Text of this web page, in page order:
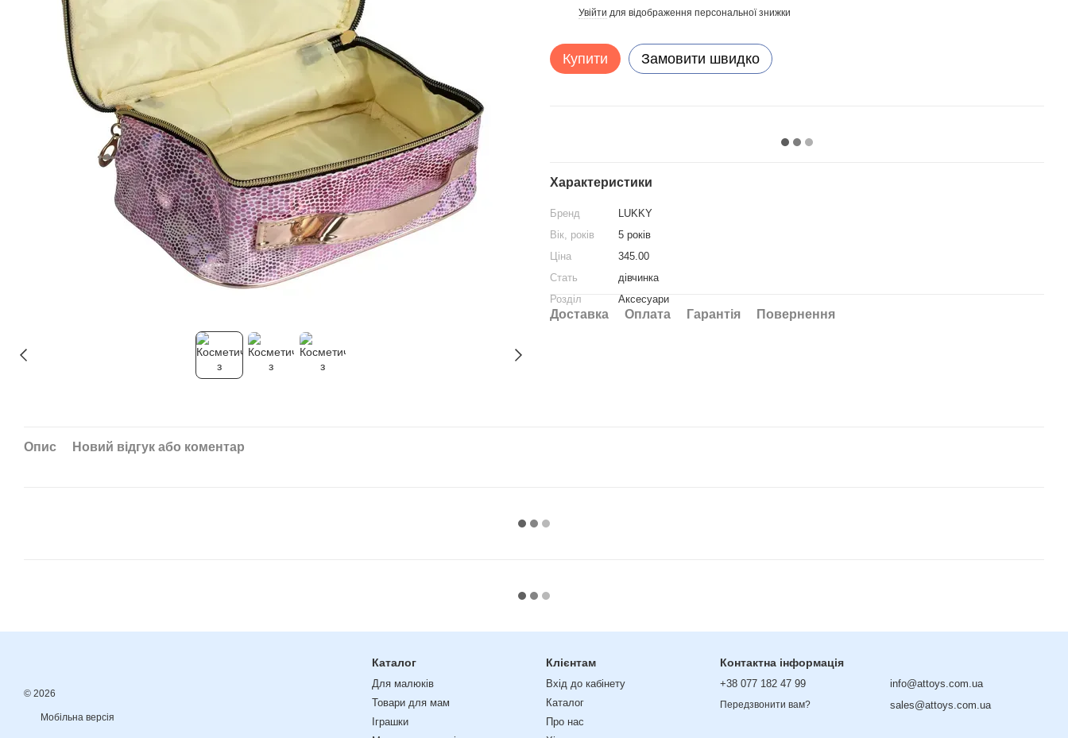
Увійти для відображення персональної знижки
Купити Замовити швидко
Характеристики
Бренд
LUKKY
Вік, років
5 років
Ціна
345.00
Стать
дівчинка
Розділ
Аксесуари
Доставка Оплата Гарантія Повернення
Опис Новий відгук або коментар
© 2026
Мобільна версія
Каталог
Для малюків
Товари для мам
Іграшки
Клієнтам
Вхід до кабінету
Каталог
Про нас
Контактна інформація
+38 077 182 47 99
Передзвонити вам?
info@attoys.com.ua
sales@attoys.com.ua